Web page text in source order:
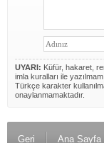
UYARI: Küfür, hakaret,
imla kuralları ile
Türkçe karakter
onaylanmamaktadır.
Geri Ana Sayfa